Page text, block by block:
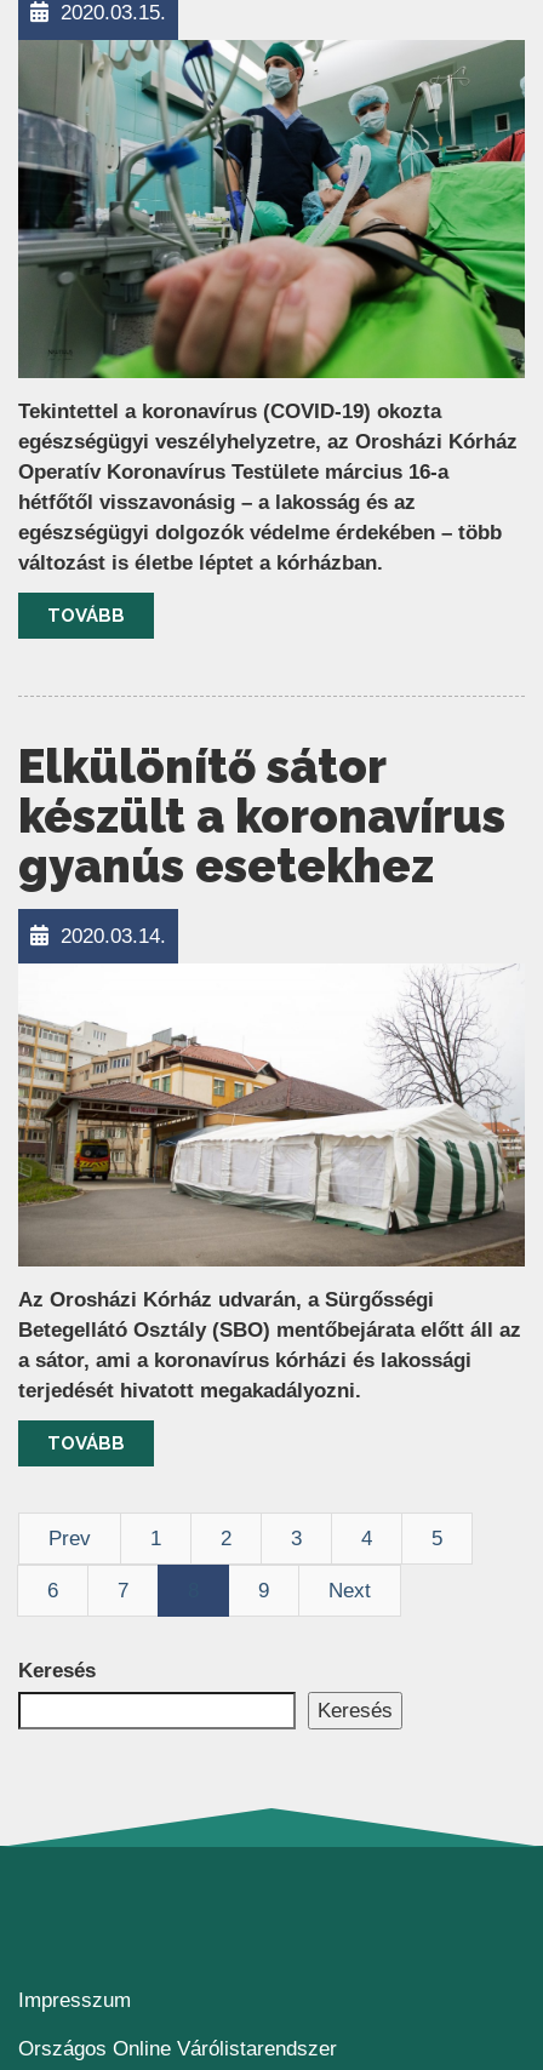
2020.03.15.
Tekintettel a koronavírus (COVID-19) okozta
egészségügyi veszélyhelyzetre, az Orosházi Kórház
Operatív Koronavírus Testülete március 16-a
hétfőtől visszavonásig – a lakosság és az
egészségügyi dolgozók védelme érdekében – több
változást is életbe léptet a kórházban.
TOVÁBB
Elkülönítő sátor
készült a koronavírus
gyanús esetekhez
2020.03.14.
Az Orosházi Kórház udvarán, a Sürgősségi
Betegellátó Osztály (SBO) mentőbejárata előtt áll az
a sátor, ami a koronavírus kórházi és lakossági
terjedését hivatott megakadályozni.
TOVÁBB
Prev 1 2 3 4 5
6 7 9 Next
Keresés
Keresés
Impresszum
Országos Online Várólistarendszer(új ablakban nyílik